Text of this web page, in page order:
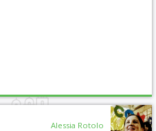
Alessia Rotolo